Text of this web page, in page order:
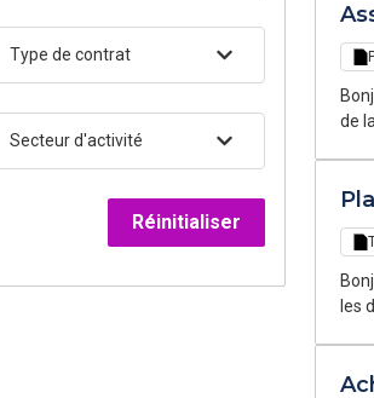
Type de contrat
Secteur d'activité
Réinitialiser
de
les